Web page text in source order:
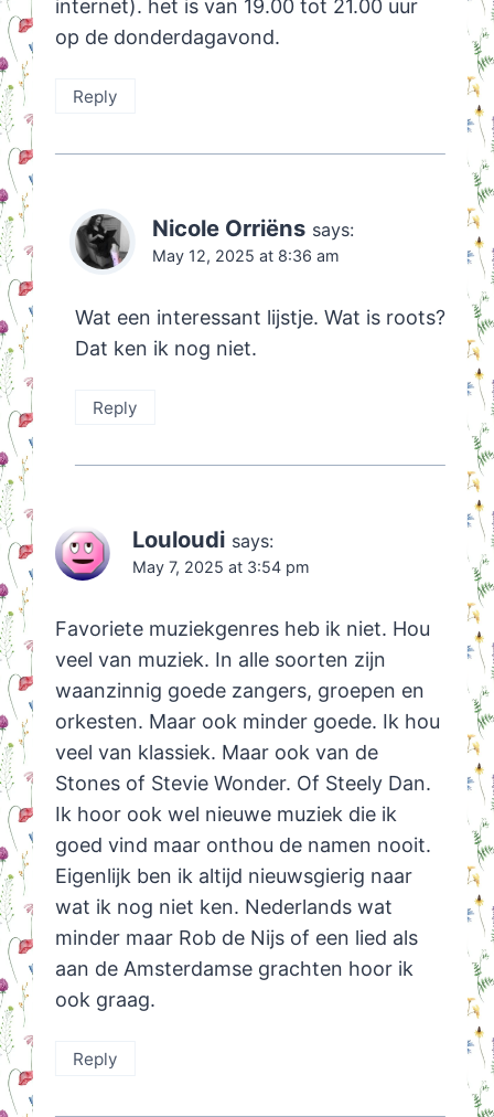
internet). het is van 19.00 tot 21.00 uur
op de donderdagavond.
Reply
Nicole Orriëns says:
May 12, 2025 at 8:36 am
Wat een interessant lijstje. Wat is roots?
Dat ken ik nog niet.
Reply
Louloudi says:
May 7, 2025 at 3:54 pm
Favoriete muziekgenres heb ik niet. Hou
veel van muziek. In alle soorten zijn
waanzinnig goede zangers, groepen en
orkesten. Maar ook minder goede. Ik hou
veel van klassiek. Maar ook van de
Stones of Stevie Wonder. Of Steely Dan.
Ik hoor ook wel nieuwe muziek die ik
goed vind maar onthou de namen nooit.
Eigenlijk ben ik altijd nieuwsgierig naar
wat ik nog niet ken. Nederlands wat
minder maar Rob de Nijs of een lied als
aan de Amsterdamse grachten hoor ik
ook graag.
Reply